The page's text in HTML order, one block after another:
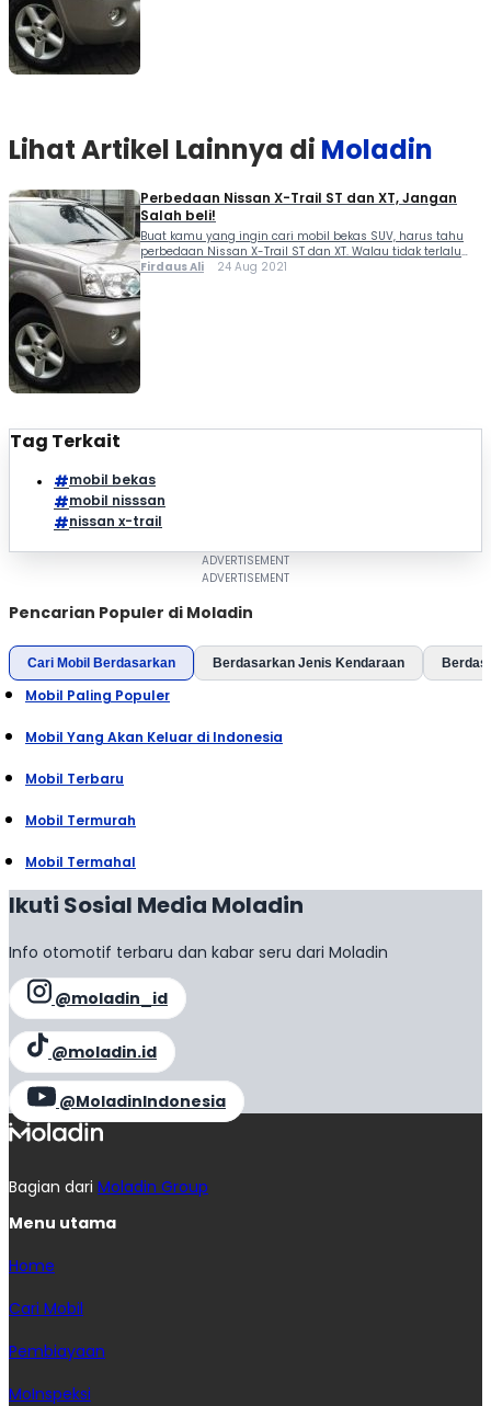
Lihat Artikel Lainnya di Moladin
Perbedaan Nissan X-Trail ST dan XT, Jangan
Salah beli!
Buat kamu yang ingin cari mobil bekas SUV, harus tahu
perbedaan Nissan X-Trail ST dan XT. Walau tidak terlalu
signifikan, namun jangan sampai salah pilih. Nissan X-
Firdaus Ali 24 Aug 2021
Tag Terkait
mobil bekas
mobil nisssan
nissan x-trail
Pencarian Populer di Moladin
Cari Mobil Berdasarkan Berdasarkan Jenis Kendaraan
Mobil Paling Populer
Mobil Yang Akan Keluar di Indonesia
Mobil Terbaru
Mobil Termurah
Mobil Termahal
Ikuti Sosial Media Moladin
Info otomotif terbaru dan kabar seru dari Moladin
@moladin_id
@moladin.id
@MoladinIndonesia
Bagian dari Moladin Group
Menu utama
Home
Cari Mobil
Pembiayaan
MoInspeksi